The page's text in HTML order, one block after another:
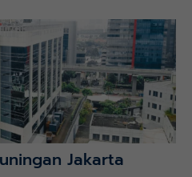
(MHKN), Kuningan, Jakarta
Jakarta